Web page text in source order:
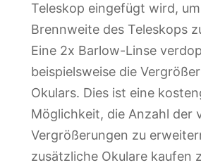
Teleskop eingefügt wird,
Brennweite des Teleskops
Eine 2x Barlow-Linse
beispielsweise die
Okulars. Dies ist eine
Möglichkeit, die Anzahl der
Vergrößerungen zu
zusätzliche Okulare kaufen